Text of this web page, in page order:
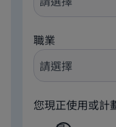
職業
您現正使用或計